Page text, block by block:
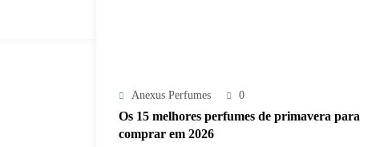
Anexus Perfumes 0
Os 15 melhores perfumes de primavera para
comprar em 2026